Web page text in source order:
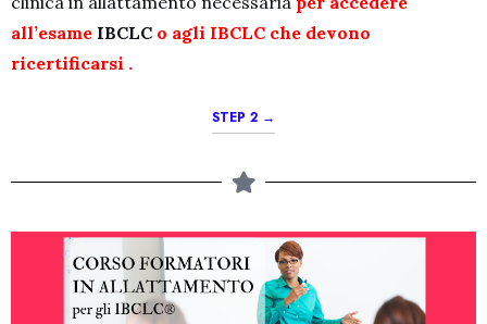
all’esame IBCLC o agli IBCLC che devono
ricertificarsi .
STEP 2 →